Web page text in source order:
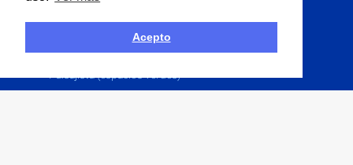
Acepto
Multiservicios
Obras Públicas